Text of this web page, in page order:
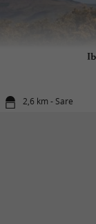
2,6 km - Sare